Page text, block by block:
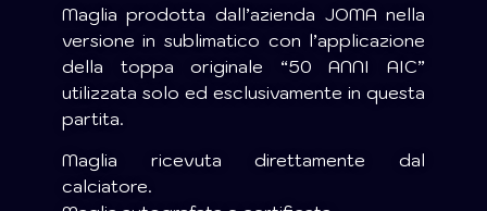
Maglia prodotta dall’azienda JOMA nella
versione in sublimatico con l’applicazione
della toppa originale “50 ANNI AIC”
utilizzata solo ed esclusivamente in questa
partita.
Maglia ricevuta direttamente dal
calciatore.